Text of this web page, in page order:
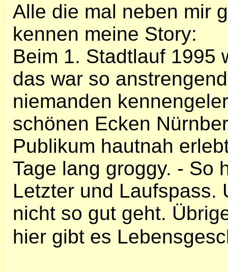
Alle die mal neben mir
kennen meine Story:
Beim 1. Stadtlauf 1995
das war so
niemanden
schönen Ecken
Publikum hautnah
Tage lang groggy. - So
Letzter und Laufspass.
nicht so gut geht.
hier gibt es